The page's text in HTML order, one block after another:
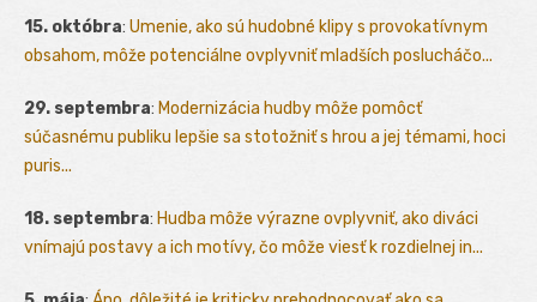
15. októbra: Umenie, ako sú hudobné klipy s provokatívnym
obsahom, môže potenciálne ovplyvniť mladších poslucháčo...
29. septembra: Modernizácia hudby môže pomôcť
súčasnému publiku lepšie sa stotožniť s hrou a jej témami, hoci
puris...
18. septembra: Hudba môže výrazne ovplyvniť, ako diváci
vnímajú postavy a ich motívy, čo môže viesť k rozdielnej in...